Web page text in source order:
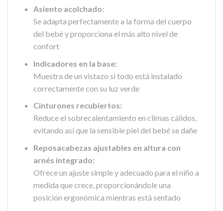
Asiento acolchado:
Se adapta perfectamente a la forma del cuerpo
del bebé y proporciona el más alto nivel de
confort
Indicadores en la base:
Muestra de un vistazo si todo está instalado
correctamente con su luz verde
Cinturones recubiertos:
Reduce el sobrecalentamiento en climas cálidos,
evitando así que la sensible piel del bebé se dañe
Reposacabezas ajustables en altura con
arnés integrado:
Ofrece un ajuste simple y adecuado para el niño a
medida que crece, proporcionándole una
posición ergonómica mientras está sentado